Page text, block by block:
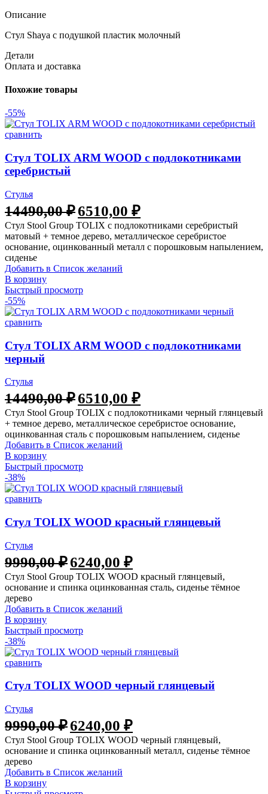
Описание
Стул Shaya с подушкой пластик молочный
Детали
Оплата и доставка
Похожие товары
-55%
сравнить
Стул TOLIX ARM WOOD с подлокотниками
серебристый
Стулья
14490,00₽ Первоначальная
цена
составляла
14490,00 ₽.
6510,00 ₽Текущая
цена:
6510,00 ₽.
Стул Stool Group TOLIX с подлокотниками серебристый
матовый + темное дерево, металлическое серебристое
основание, оцинкованный металл с порошковым напылением,
сиденье
Добавить в Список желаний
В корзину
Быстрый просмотр
-55%
сравнить
Стул TOLIX ARM WOOD с подлокотниками
черный
Стулья
14490,00₽ Первоначальная
цена
составляла
14490,00 ₽.
6510,00 ₽Текущая
цена:
6510,00 ₽.
Стул Stool Group TOLIX с подлокотниками черный глянцевый
+ темное дерево, металлическое серебристое основание,
оцинкованная сталь с порошковым напылением, сиденье
Добавить в Список желаний
В корзину
Быстрый просмотр
-38%
сравнить
Стул TOLIX WOOD красный глянцевый
Стулья
9990,00₽ Первоначальная
цена
составляла
9990,00 ₽.
6240,00 ₽Текущая
цена:
6240,00 ₽.
Стул Stool Group TOLIX WOOD красный глянцевый,
основание и спинка оцинкованная сталь, сиденье тёмное
дерево
Добавить в Список желаний
В корзину
Быстрый просмотр
-38%
сравнить
Стул TOLIX WOOD черный глянцевый
Стулья
9990,00₽ Первоначальная
цена
составляла
9990,00 ₽.
6240,00 ₽Текущая
цена:
6240,00 ₽.
Стул Stool Group TOLIX WOOD черный глянцевый,
основание и спинка оцинкованный металл, сиденье тёмное
дерево
Добавить в Список желаний
В корзину